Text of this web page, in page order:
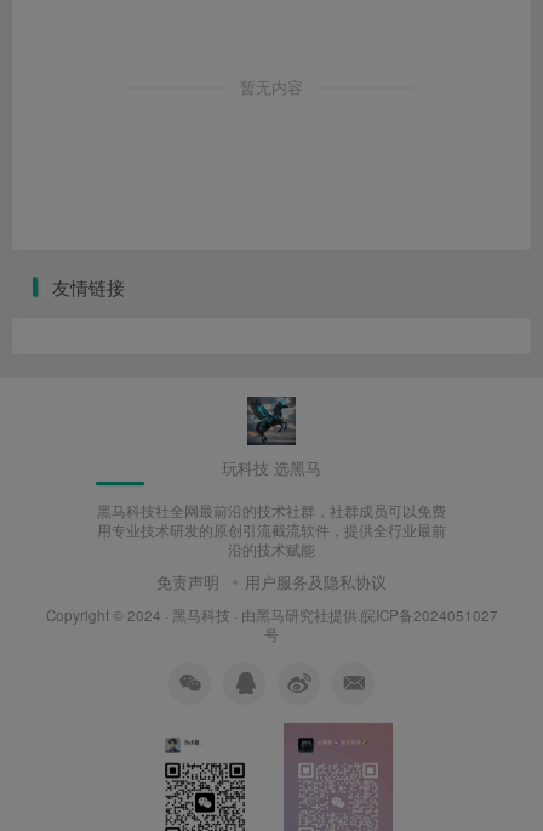
暂无内容
友情链接
玩科技 选黑马
黑马科技社全网最前沿的技术社群，社群成员可以免费
用专业技术研发的原创引流截流软件，提供全行业最前
沿的技术赋能
免责声明 用户服务及隐私协议
Copyright © 2024 · 黑马科技 · 由黑马研究社提供.皖ICP备2024051027
号